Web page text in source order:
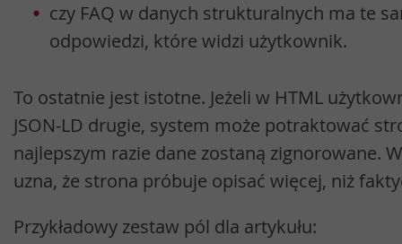
czy FAQ w danych strukturalnych ma te
odpowiedzi, które widzi użytkownik.
To ostatnie jest istotne. Jeżeli w HTML
JSON-LD drugie, system może potraktować
najlepszym razie dane zostaną zignorowane.
uzna, że strona próbuje opisać więcej, niż
Przykładowy zestaw pól dla artykułu: